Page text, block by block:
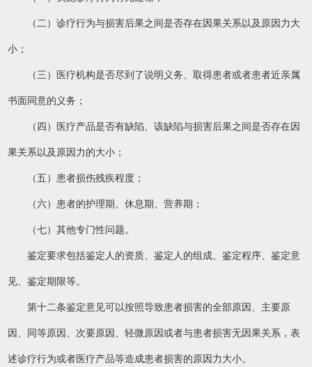
（二）诊疗行为与损害后果之间是否存在因果关系以及原因力大
小；
（三）医疗机构是否尽到了说明义务、取得患者或者患者近亲属
书面同意的义务；
（四）医疗产品是否有缺陷、该缺陷与损害后果之间是否存在因
果关系以及原因力的大小；
（五）患者损伤残疾程度；
（六）患者的护理期、休息期、营养期；
（七）其他专门性问题。
鉴定要求包括鉴定人的资质、鉴定人的组成、鉴定程序、鉴定意
见、鉴定期限等。
第十二条鉴定意见可以按照导致患者损害的全部原因、主要原
因、同等原因、次要原因、轻微原因或者与患者损害无因果关系，表
述诊疗行为或者医疗产品等造成患者损害的原因力大小。